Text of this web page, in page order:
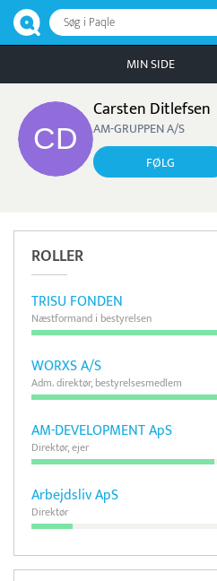
Søg i Paqle
MIN SIDE
Carsten Ditlefsen
AM-GRUPPEN A/S
FØLG
ROLLER
TRISU FONDEN
Næstformand i bestyrelsen
WORXS A/S
Adm. direktør, bestyrelsesmedlem
AM-DEVELOPMENT ApS
Direktør, ejer
Arbejdsliv ApS
Direktør